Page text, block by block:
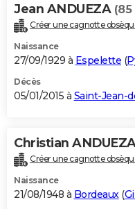
Jean ANDUEZA (85
Créer une cagnotte
Naissance
27/09/1929 à Espelette (
Décès
05/01/2015 à Saint-Jean-
Christian
Créer une cagnotte
Naissance
21/08/1948 à Bordeaux(